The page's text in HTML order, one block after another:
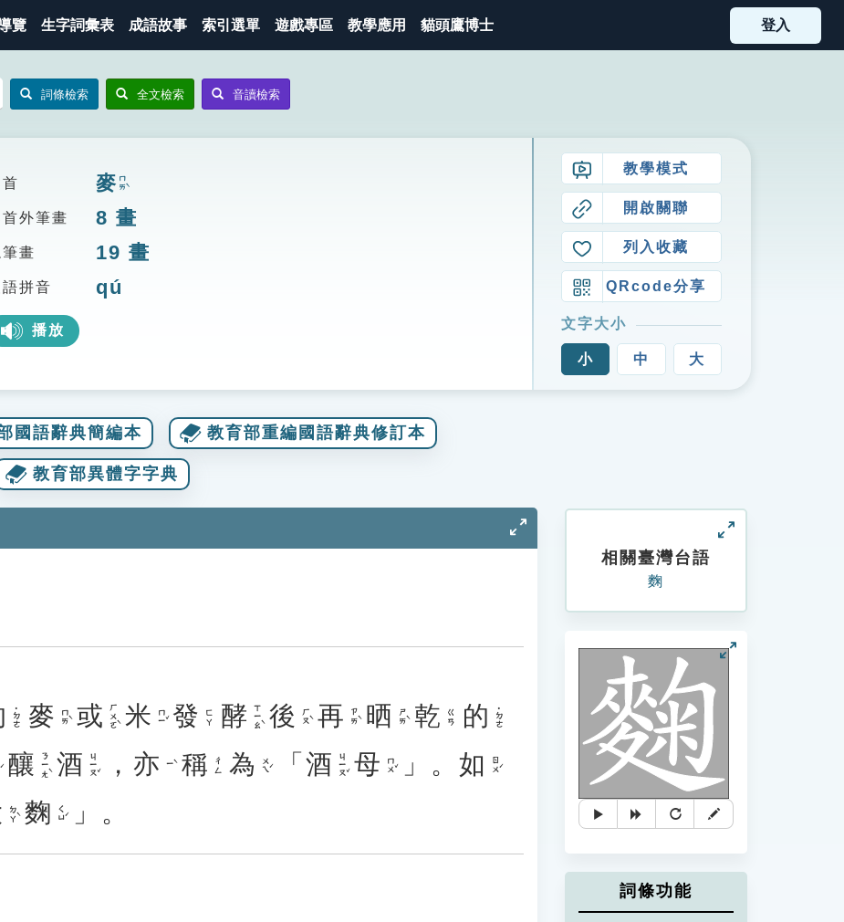
覽 生字詞彙表 成語故事 索引選單 遊戲專區 教學應用 貓頭鷹博士 登入
詞條檢索 全文檢索 音讀檢索
麥ㄇㄞˋ
外筆畫 8 畫
畫 19 畫
拼音 qú
播放
教學模式
開啟關聯
列入收藏
QRcode分享
文字大小
小 中 大
國語辭典簡編本 教育部重編國語辭典修訂本
教育部異體字字典
˙ㄉㄜ 麥 ㄇㄞˋ 或 ㄏㄨㄛˋ 米 ㄇㄧˇ 發 ㄈㄚ 酵 ㄒㄧㄠˋ 後 ㄏㄡˋ 再 ㄗㄞˋ 晒 ㄕㄞˋ 乾 ㄍㄢ 的 ˙ㄉㄜ
釀 ㄋㄧㄤˋ 酒 ㄐㄧㄡˇ ， 亦 ㄧˋ 稱 ㄔㄥ 為 ㄨㄟˊ 「酒 ㄐㄧㄡˇ 母 ㄇㄨˇ 」。如 ㄖㄨˊ
ㄉㄚˋ 麴 ㄑㄩˊ 」。
相關臺灣台語
麴
詞條功能